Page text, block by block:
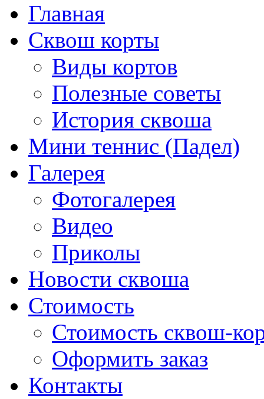
Главная
Сквош корты
Виды кортов
Полезные советы
История сквоша
Мини теннис (Падел)
Галерея
Фотогалерея
Видео
Приколы
Новости сквоша
Стоимость
Стоимость сквош-
Оформить заказ
Контакты